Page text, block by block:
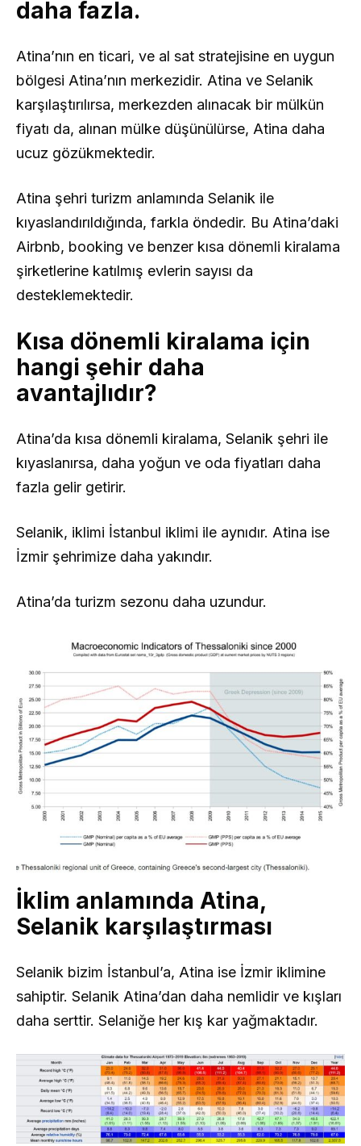
daha fazla.
Atina’nın en ticari, ve al sat stratejisine en uygun
bölgesi Atina’nın merkezidir. Atina ve Selanik
karşılaştırılırsa, merkezden alınacak bir mülkün
fiyatı da, alınan mülke düşünülürse, Atina daha
ucuz gözükmektedir.
Atina şehri turizm anlamında Selanik ile
kıyaslandırıldığında, farkla öndedir. Bu Atina’daki
Airbnb, booking ve benzer kısa dönemli kiralama
şirketlerine katılmış evlerin sayısı da
desteklemektedir.
Kısa dönemli kiralama için
hangi şehir daha
avantajlıdır?
Atina’da kısa dönemli kiralama, Selanik şehri ile
kıyaslanırsa, daha yoğun ve oda fiyatları daha
fazla gelir getirir.
Selanik, iklimi İstanbul iklimi ile aynıdır. Atina ise
İzmir şehrimize daha yakındır.
Atina’da turizm sezonu daha uzundur.
İklim anlamında Atina,
Selanik karşılaştırması
Selanik bizim İstanbul’a, Atina ise İzmir iklimine
sahiptir. Selanik Atina’dan daha nemlidir ve kışları
daha serttir. Selaniğe her kış kar yağmaktadır.